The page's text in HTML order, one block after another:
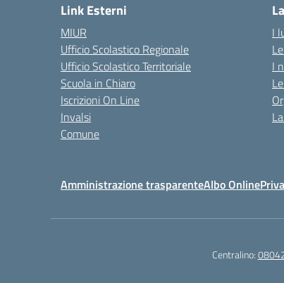
Link Esterni
MIUR
Ufficio Scolastico Regionale
Ufficio Scolastico Territoriale
Scuola in Chiaro
Iscrizioni On Line
Invalsi
Comune
I
I
Amministrazione trasparenteAlbo Online
Centralino: